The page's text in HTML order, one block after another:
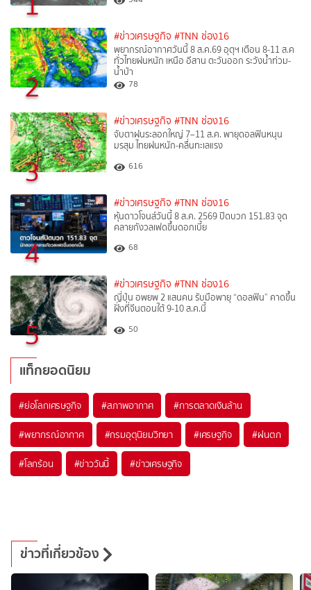
2
#ข่าวเศรษฐกิจ #TNN ช่อง16
พยากรณ์อากาศวันนี้ 8 ส.ค.69 อุตุฯ เตือน 8-11 ส.ค
ทั่วไทยฝนหนัก เหนือ อีสาน ตะวันออก ระวังน้ำท่วม-
น้ำป่า
78
3
#ข่าวเศรษฐกิจ #TNN ช่อง16
จับตาฝนระลอกใหญ่ 7–11 ส.ค. พายุดอลฟินหนุน
มรสุม ไทยฝนหนัก-คลื่นทะเลแรง
616
4
#ข่าวเศรษฐกิจ #TNN ช่อง16
หุ้นดาวโจนส์วันนี้ 8 ส.ค. 2569 ปิดบวก 151.83 จุด
คลายกังวลเฟดขึ้นดอกเบี้ย
68
5
#ข่าวเศรษฐกิจ #TNN ช่อง16
ญี่ปุ่น อพยพ 2 แสนคน รับมือพายุ “ดอลฟิน” คาดขึ้น
ฝั่งที่จีนตอนใต้ 9-10 ส.ค.นี้
50
แท็กยอดนิยม
#ย่อโลกเศรษฐกิจ #สภาพอากาศ #การตลาดเงินล้าน
#พยากรณ์อากาศ #กรมอุตุนิยมวิทยา #เศรษฐกิจ #ฝนตก
#โลกร้อน #ข่าววันนี้ #ข่าวเศรษฐกิจ
ข่าวที่เกี่ยวข้อง